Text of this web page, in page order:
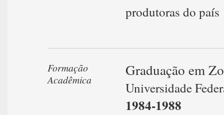
produtoras do país
Formação
Acadêmica
Graduação em
Universidade
1984-1988